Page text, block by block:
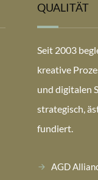
QUALITÄT
Seit 2003
kreative
und digitalen
strategisch,
fundiert.
AGD